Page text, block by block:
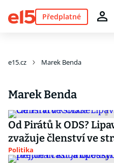
Předplatné
e15.cz Marek Benda
Marek Benda
Od Pirátů k ODS?
zvažuje členství ve
Politika